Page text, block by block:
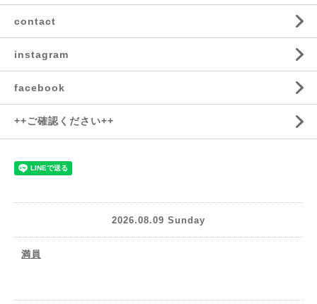
contact
instagram
facebook
++ご確認ください++
2026.08.09 Sunday
満員